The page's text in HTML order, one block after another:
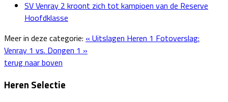
SV Venray 2 kroont zich tot kampioen van de Reserve
Hoofdklasse
Meer in deze categorie: « Uitslagen Heren 1 Fotoverslag:
Venray 1 vs. Dongen 1 »
terug naar boven
Heren Selectie